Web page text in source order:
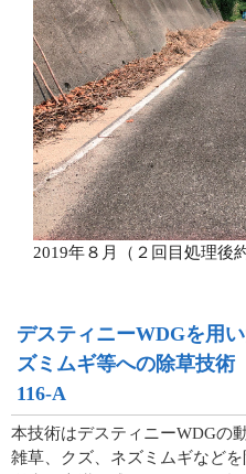
2019年８月（２回目処理後
デスティニーWDGを用
ズミムギ等への除草技
116-A
本技術はデスティニーWDGの
雑草、クズ、ネズミムギなどを